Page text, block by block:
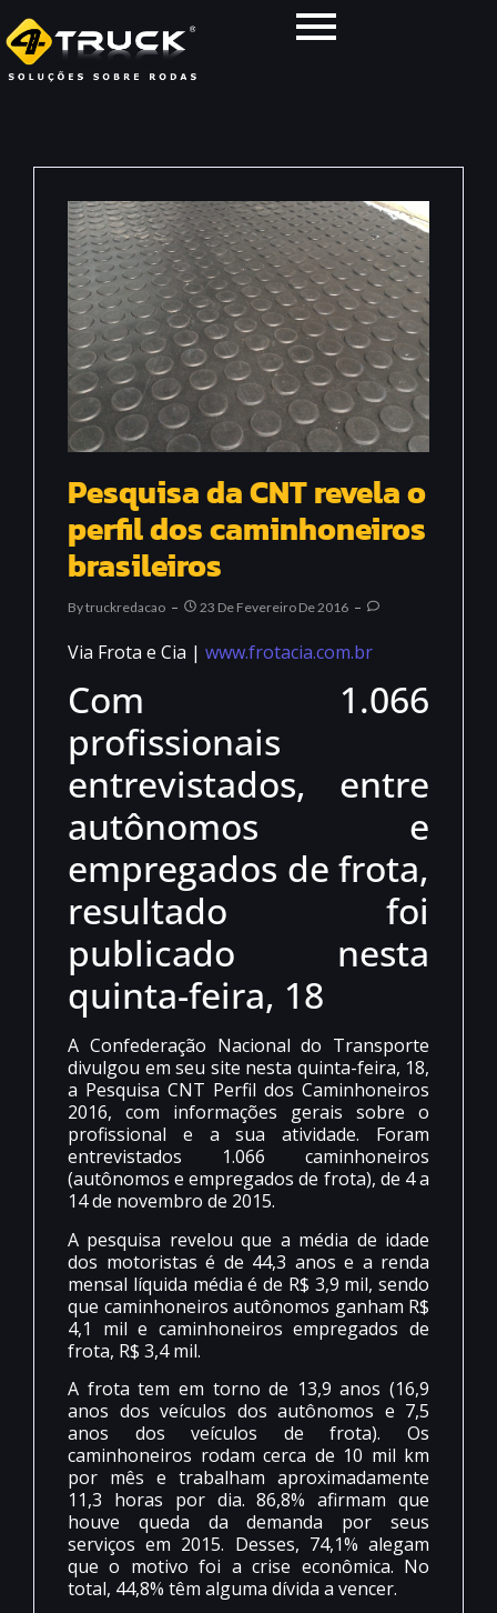
Pesquisa da CNT revela o
perfil dos caminhoneiros
brasileiros
ByTruckredacao 23 De Fevereiro De 2016
Via Frota e Cia | www.frotacia.com.br
Com 1.066
profissionais
entrevistados, entre
autônomos e
empregados de frota,
resultado foi
publicado nesta
quinta-feira, 18
A Confederação Nacional do Transporte
divulgou em seu site nesta quinta-feira, 18,
a Pesquisa CNT Perfil dos Caminhoneiros
2016, com informações gerais sobre o
profissional e a sua atividade. Foram
entrevistados 1.066 caminhoneiros
(autônomos e empregados de frota), de 4 a
14 de novembro de 2015.
A pesquisa revelou que a média de idade
dos motoristas é de 44,3 anos e a renda
mensal líquida média é de R$ 3,9 mil, sendo
que caminhoneiros autônomos ganham R$
4,1 mil e caminhoneiros empregados de
frota, R$ 3,4 mil.
A frota tem em torno de 13,9 anos (16,9
anos dos veículos dos autônomos e 7,5
anos dos veículos de frota). Os
caminhoneiros rodam cerca de 10 mil km
por mês e trabalham aproximadamente
11,3 horas por dia. 86,8% afirmam que
houve queda da demanda por seus
serviços em 2015. Desses, 74,1% alegam
que o motivo foi a crise econômica. No
total, 44,8% têm alguma dívida a vencer.